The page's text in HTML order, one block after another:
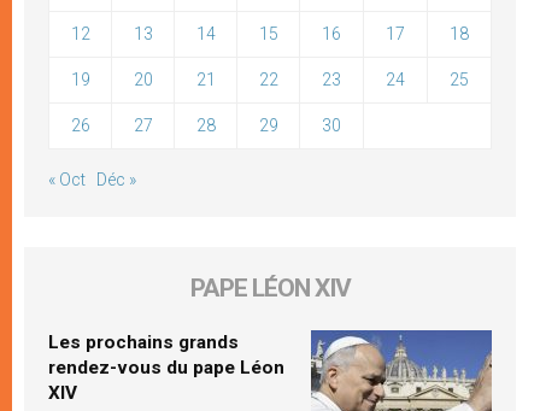
12 13 14 15 16 17 18
19 20 21 22 23 24 25
26 27 28 29 30
« Oct Déc »
PAPE LÉON XIV
Les prochains grands
rendez-vous du pape Léon
XIV